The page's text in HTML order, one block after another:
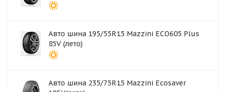
Авто шина 195/55R15 Mazzini ECO605 Plus
85V (лето)
Авто шина 235/75R15 Mazzini Ecosaver